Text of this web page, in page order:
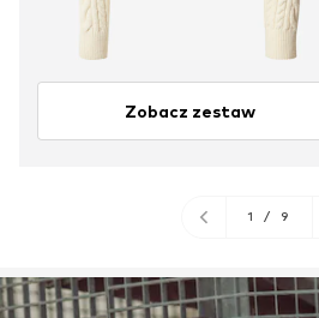
Zobacz zestaw
1 / 9